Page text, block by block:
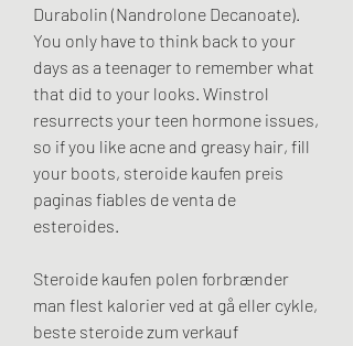
Durabolin (Nandrolone Decanoate).
You only have to think back to your
days as a teenager to remember what
that did to your looks. Winstrol
resurrects your teen hormone issues,
so if you like acne and greasy hair, fill
your boots, steroide kaufen preis
paginas fiables de venta de
esteroides.
Steroide kaufen polen forbrænder
man flest kalorier ved at gå eller cykle,
beste steroide zum verkauf